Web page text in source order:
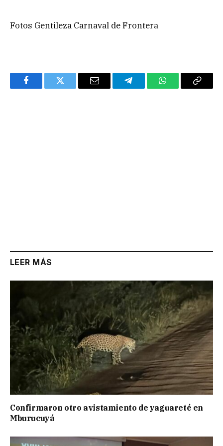
Fotos Gentileza Carnaval de Frontera
FacebookTwitter Email TelegramWhatsAppCopy
LEER MÁS
Confirmaron otro avistamiento de yaguareté en
Mburucuyá